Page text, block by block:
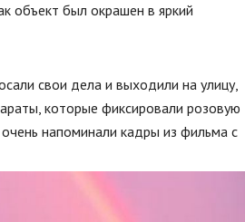
объект был окрашен в яркий
свои дела и выходили на улицу,
которые фиксировали розовую
напоминали кадры из фильма с